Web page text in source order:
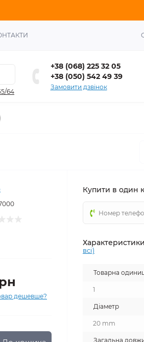
64
+38 (068) 225 32 05
+38 (050) 542 49 39
Замовити дзвінок
дешевше?
Купити в один
всі)
Товарна
1
Діаметр
20 mm
Загальна